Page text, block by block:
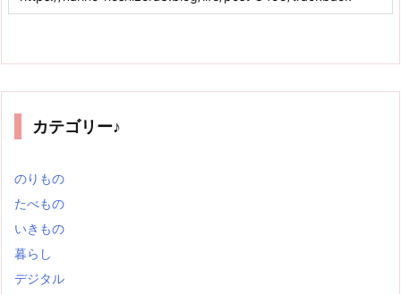
カテゴリー♪
のりもの
たべもの
いきもの
暮らし
デジタル